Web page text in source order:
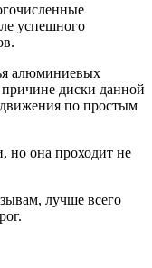
успешного
алюминиевых
диски данной
по простым
но она проходит не
лучше всего